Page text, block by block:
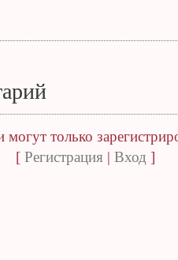
только
[ Регистрация| Вход ]